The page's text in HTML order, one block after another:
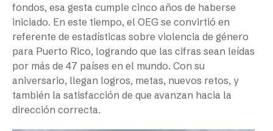
fondos, esa gesta cumple cinco años de haberse
iniciado. En este tiempo, el OEG se convirtió en
referente de estadísticas sobre violencia de género
para Puerto Rico, logrando que las cifras sean leídas
por más de 47 países en el mundo. Con su
aniversario, llegan logros, metas, nuevos retos, y
también la satisfacción de que avanzan hacia la
dirección correcta.